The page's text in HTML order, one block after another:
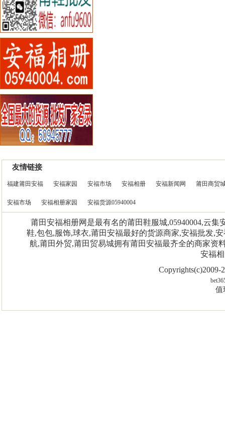
友情链接
福建莆田安福 安福家园 安福市场 安福相册 安福新闻网 莆田商贸
安福市场 安福相册家园 安福货源05940004
莆田安福相册网是最有名的莆田鞋服城,05940004,云
鞋,包包,服饰,球衣,莆田安福最好的货源商家,安福批发,
航,莆田外贸,莆田贸易城拥有莆田安福最齐全的商家资
安福
Copyrights(c)2009-
值